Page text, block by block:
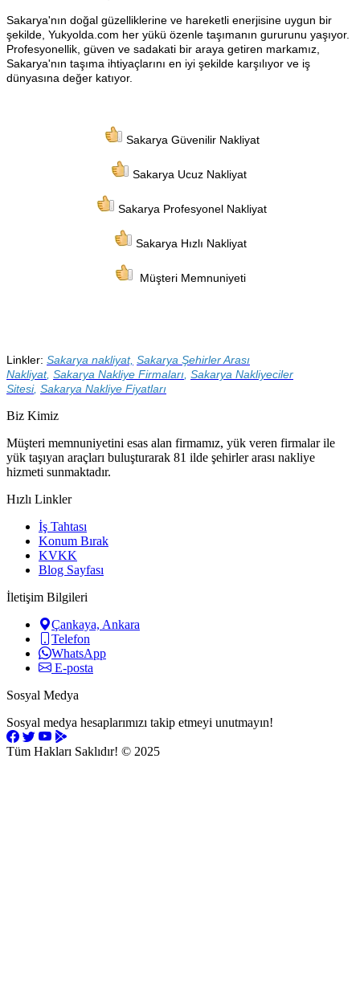
Sakarya'nın doğal güzelliklerine ve hareketli enerjisine uygun bir
şekilde, Yukyolda.com her yükü özenle taşımanın gururunu yaşıyor.
Profesyonellik, güven ve sadakati bir araya getiren markamız,
Sakarya'nın taşıma ihtiyaçlarını en iyi şekilde karşılıyor ve iş
dünyasına değer katıyor.
Sakarya Güvenilir Nakliyat
Sakarya Ucuz Nakliyat
Sakarya Profesyonel Nakliyat
Sakarya Hızlı Nakliyat
Müşteri Memnuniyeti
Linkler: Sakarya nakliyat, Sakarya Şehirler Arası
Nakliyat, Sakarya Nakliye Firmaları Sakarya Nakliyeciler
Sitesi, Sakarya Nakliye Fiyatları
Biz Kimiz
Müşteri memnuniyetini esas alan firmamız, yük veren firmalar ile
yük taşıyan araçları buluşturarak 81 ilde şehirler arası nakliye
hizmeti sunmaktadır.
Hızlı Linkler
İş Tahtası
Konum Bırak
KVKK
Blog Sayfası
İletişim Bilgileri
Çankaya, Ankara
Telefon
WhatsApp
E-posta
Sosyal Medya
Sosyal medya hesaplarımızı takip etmeyi unutmayın!
Tüm Hakları Saklıdır! © 2025